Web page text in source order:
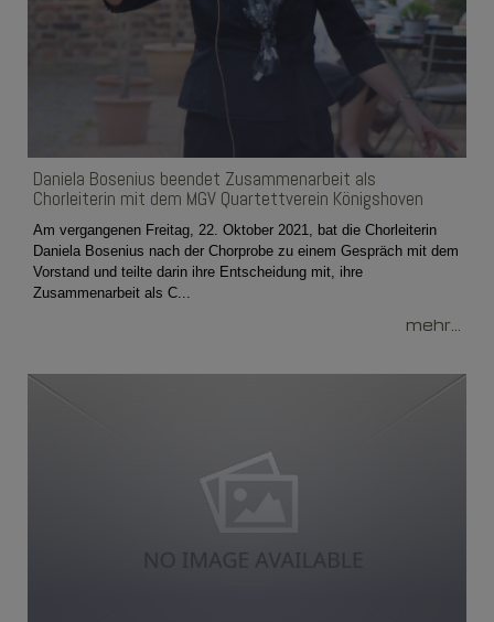
Daniela Bosenius beendet Zusammenarbeit als
Chorleiterin mit dem MGV Quartettverein Königshoven
Am vergangenen Freitag, 22. Oktober 2021, bat die Chorleiterin
Daniela Bosenius nach der Chorprobe zu einem Gespräch mit dem
Vorstand und teilte darin ihre Entscheidung mit, ihre
Zusammenarbeit als C...
mehr...